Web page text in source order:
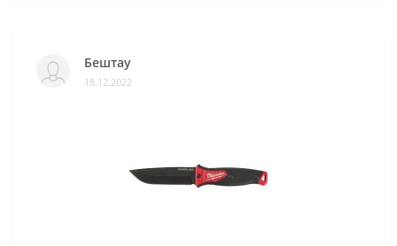
Бештау
18.12.2022